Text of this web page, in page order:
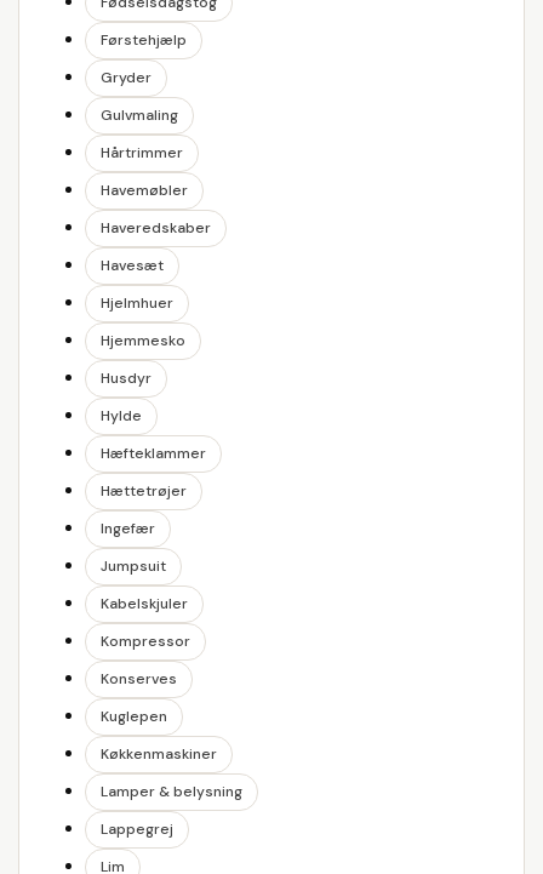
Førstehjælp
Gryder
Gulvmaling
Hårtrimmer
Havemøbler
Haveredskaber
Havesæt
Hjelmhuer
Hjemmesko
Husdyr
Hylde
Hæfteklammer
Hættetrøjer
Ingefær
Jumpsuit
Kabelskjuler
Kompressor
Konserves
Kuglepen
Køkkenmaskiner
Lamper & belysning
Lappegrej
Lim